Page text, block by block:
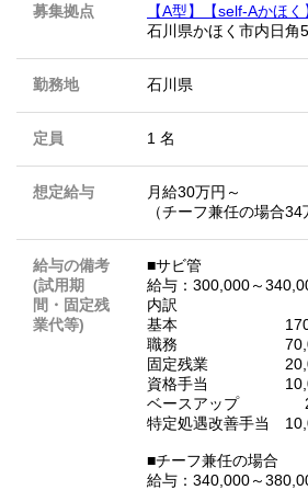
募集拠点
【A型】【self-Aかほ
石川県かほく市内日角
勤務地 石川県
定員 1 名
想定給与
月給30万円～
（チーフ兼任の場合34
給与の備考
(試用期
間・固定残
業代等)
■サビ管
給与：300,000～
内訳
基本
職務 70,000
固定残業
資格手当
ベースアップ
特定処遇改善手当
■チーフ兼任の場合
給与：340,000～